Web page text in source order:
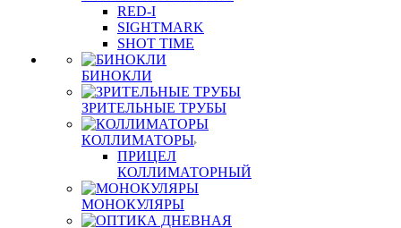
RED-I
SIGHTMARK
SHOT TIME
БИНОКЛИ
ЗРИТЕЛЬНЫЕ ТРУБЫ
КОЛЛИМАТОРЫ
ПРИЦЕЛ
КОЛЛИМАТОРНЫЙ
МОНОКУЛЯРЫ